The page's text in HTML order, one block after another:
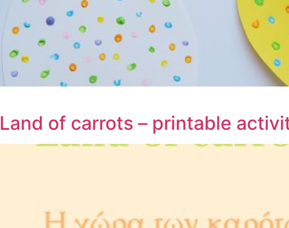
Land of carrots – printable